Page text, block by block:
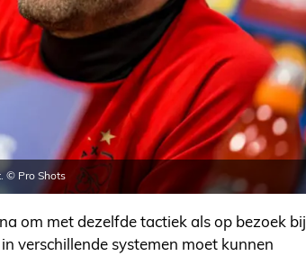
© Pro Shots
om met dezelfde tactiek als op bezoek bij
verschillende systemen moet kunnen